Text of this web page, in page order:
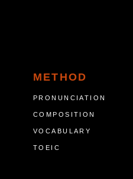
METHOD
PRONUNCIATION
COMPOSITION
VOCABULARY
TOEIC